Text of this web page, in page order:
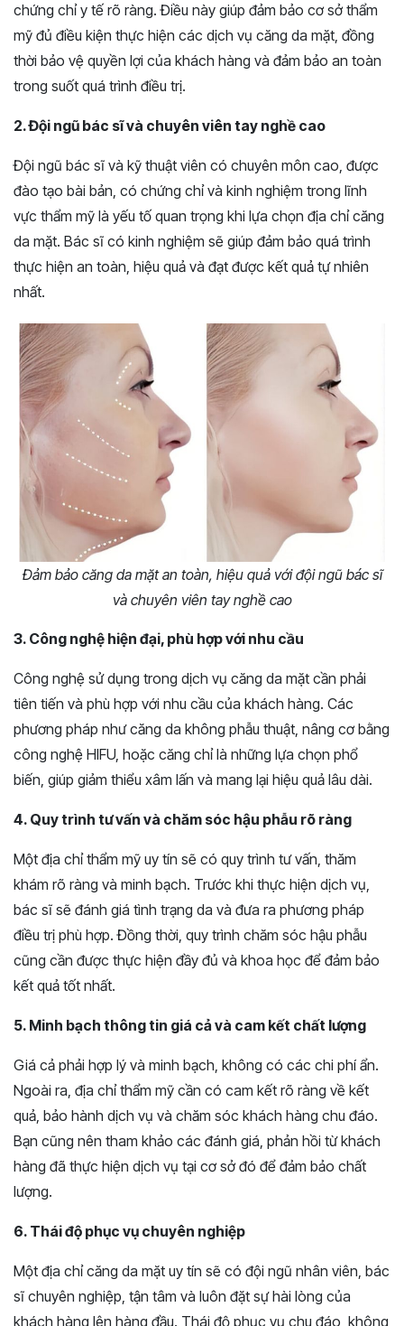
chứng chỉ y tế rõ ràng. Điều này giúp đảm bảo cơ sở thẩm
mỹ đủ điều kiện thực hiện các dịch vụ căng da mặt, đồng
thời bảo vệ quyền lợi của khách hàng và đảm bảo an toàn
trong suốt quá trình điều trị.
2. Đội ngũ bác sĩ và chuyên viên tay nghề cao
Đội ngũ bác sĩ và kỹ thuật viên có chuyên môn cao, được
đào tạo bài bản, có chứng chỉ và kinh nghiệm trong lĩnh
vực thẩm mỹ là yếu tố quan trọng khi lựa chọn địa chỉ căng
da mặt. Bác sĩ có kinh nghiệm sẽ giúp đảm bảo quá trình
thực hiện an toàn, hiệu quả và đạt được kết quả tự nhiên
nhất.
Đảm bảo căng da mặt an toàn, hiệu quả với đội ngũ bác sĩ
và chuyên viên tay nghề cao
3. Công nghệ hiện đại, phù hợp với nhu cầu
Công nghệ sử dụng trong dịch vụ căng da mặt cần phải
tiên tiến và phù hợp với nhu cầu của khách hàng. Các
phương pháp như căng da không phẫu thuật, nâng cơ bằng
công nghệ HIFU, hoặc căng chỉ là những lựa chọn phổ
biến, giúp giảm thiểu xâm lấn và mang lại hiệu quả lâu dài.
4. Quy trình tư vấn và chăm sóc hậu phẫu rõ ràng
Một địa chỉ thẩm mỹ uy tín sẽ có quy trình tư vấn, thăm
khám rõ ràng và minh bạch. Trước khi thực hiện dịch vụ,
bác sĩ sẽ đánh giá tình trạng da và đưa ra phương pháp
điều trị phù hợp. Đồng thời, quy trình chăm sóc hậu phẫu
cũng cần được thực hiện đầy đủ và khoa học để đảm bảo
kết quả tốt nhất.
5. Minh bạch thông tin giá cả và cam kết chất lượng
Giá cả phải hợp lý và minh bạch, không có các chi phí ẩn.
Ngoài ra, địa chỉ thẩm mỹ cần có cam kết rõ ràng về kết
quả, bảo hành dịch vụ và chăm sóc khách hàng chu đáo.
Bạn cũng nên tham khảo các đánh giá, phản hồi từ khách
hàng đã thực hiện dịch vụ tại cơ sở đó để đảm bảo chất
lượng.
6. Thái độ phục vụ chuyên nghiệp
Một địa chỉ căng da mặt uy tín sẽ có đội ngũ nhân viên, bác
sĩ chuyên nghiệp, tận tâm và luôn đặt sự hài lòng của
khách hàng lên hàng đầu. Thái độ phục vụ chu đáo, không